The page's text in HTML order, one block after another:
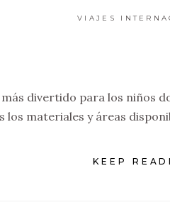
VIAJES
más divertido para los niños
los materiales y áreas
KEEP